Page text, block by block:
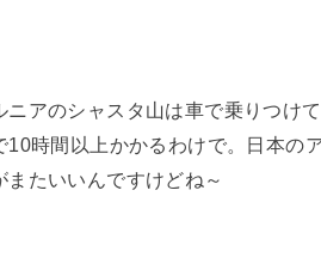
アのシャスタ山は車で乗りつけ
10時間以上かかるわけで。日本の
たいいんですけどね～